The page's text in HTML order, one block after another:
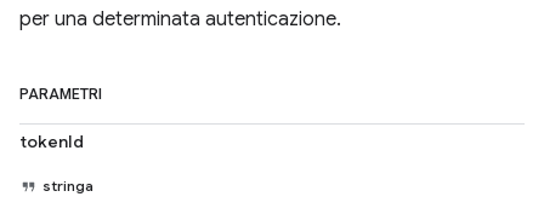
per una determinata autenticazione.
PARAMETRI
tokenId
stringa